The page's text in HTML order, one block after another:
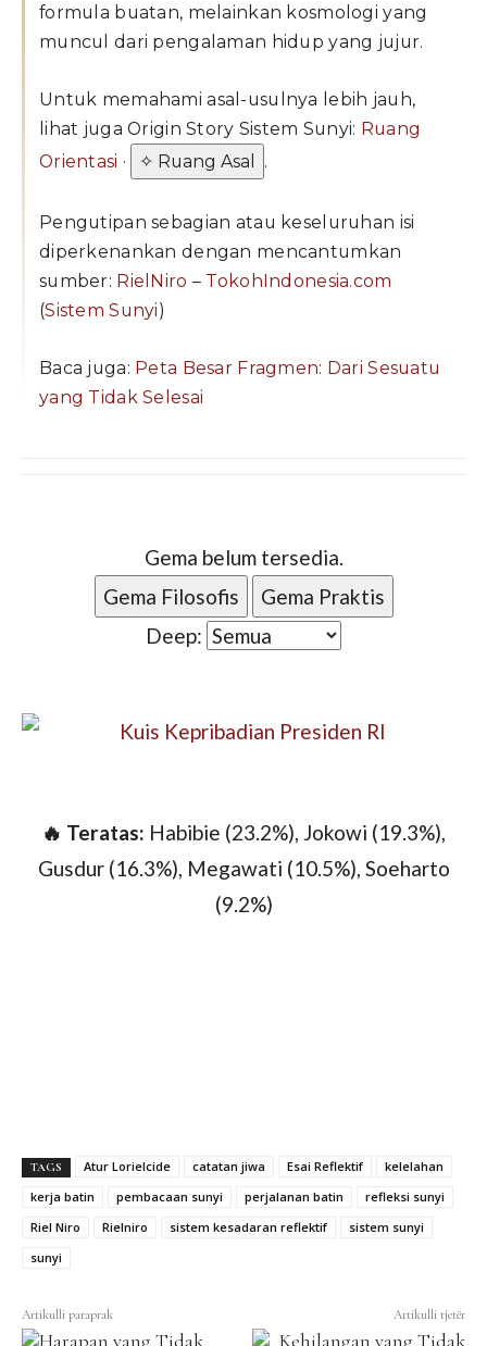
formula buatan, melainkan kosmologi yang
muncul dari pengalaman hidup yang jujur.
Untuk memahami asal-usulnya lebih jauh,
lihat juga Origin Story Sistem Sunyi: Ruang
Orientasi · ✧ Ruang Asal .
Pengutipan sebagian atau keseluruhan isi
diperkenankan dengan mencantumkan
sumber: RielNiro – TokohIndonesia.com
(Sistem Sunyi)
Baca juga: Peta Besar Fragmen: Dari Sesuatu
yang Tidak Selesai
Gema belum tersedia.
Gema Filosofis
Gema Praktis
Deep:
🔥 Teratas: Habibie (23.2%), Jokowi (19.3%),
Gusdur (16.3%), Megawati (10.5%), Soeharto
(9.2%)
TAGS Atur Lorielcide catatan jiwa Esai Reflektif
kelelahan
kerja batin
pembacaan sunyi perjalanan batin
refleksi sunyi
Riel Niro
Rielniro sistem kesadaran reflektif
sistem sunyi
sunyi
Artikulli paraprak Artikulli tjetër